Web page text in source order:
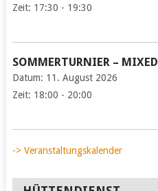
Zeit: 17:30 - 19:30
SOMMERTURNIER – MIXED
Datum: 11. August 2026
Zeit: 18:00 - 20:00
-> Veranstaltungskalender